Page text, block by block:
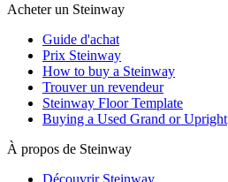
Acheter un Steinway
Guide d'achat
Prix Steinway
How to buy a Steinway
Trouver un revendeur
Steinway Floor Template
Buying a Used Grand or Upright
À propos de Steinway
Découvrir Steinway